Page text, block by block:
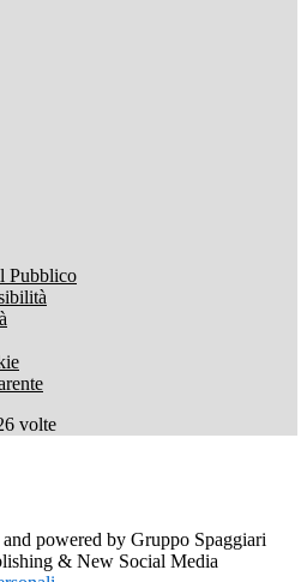
Pubblico
volte
powered by Gruppo Spaggiari
& New Social Media